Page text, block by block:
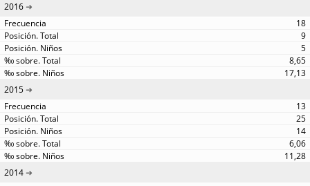
2016
18
9
5
8,65
17,13
2015
13
25
14
6,06
11,28
2014